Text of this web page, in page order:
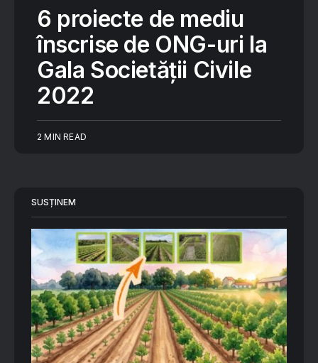
6 proiecte de mediu
înscrise de ONG-uri la
Gala Societății Civile
2022
2 MIN READ
SUSȚINEM